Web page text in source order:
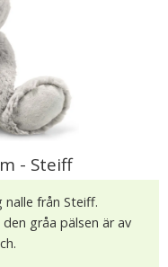
- Steiff
nalle från Steiff.
gråa pälsen är av